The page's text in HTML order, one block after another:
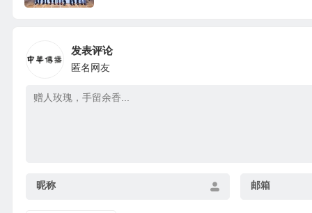
发表评论
匿名网友
昵称 邮箱